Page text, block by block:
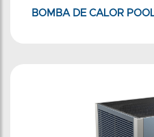
BOMBA DE CALOR